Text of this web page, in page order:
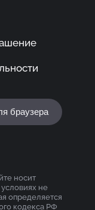
браузера
носит
не
определяется
кодекса РФ